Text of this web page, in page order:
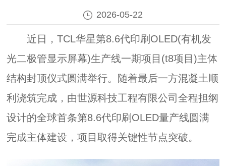
2026-05-22
近日，TCL华星第8.6代印刷OLED(有机发
光二极管‌显示屏幕)生产线一期项目(t8项目)主体
结构封顶仪式圆满举行。随着最后一方混凝土顺
利浇筑完成，由世源科技工程有限公司全程担纲
设计的全球首条第8.6代印刷OLED量产线圆满
完成主体建设，项目取得关键性节点突破。